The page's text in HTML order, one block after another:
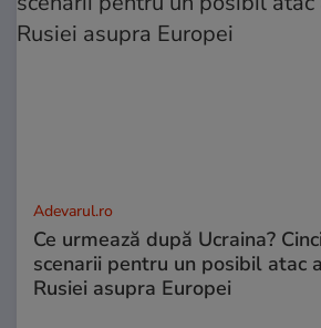
Adevarul.ro
Ce urmează după Ucraina?
scenarii pentru un posibil atac
Rusiei asupra Europei